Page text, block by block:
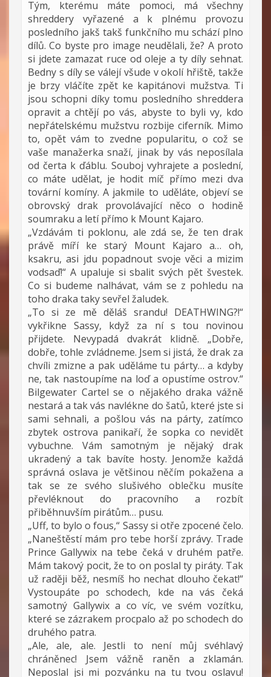
Tým, kterému máte pomoci, má všechny
shreddery vyřazené a k plnému provozu
posledního jakš takš funkčního mu schází plno
dílů. Co byste pro image neudělali, že? A proto
si jdete zamazat ruce od oleje a ty díly sehnat.
Bedny s díly se válejí všude v okolí hřiště, takže
je brzy vláčíte zpět ke kapitánovi mužstva. Ti
jsou schopni díky tomu posledního shreddera
opravit a chtějí po vás, abyste to byli vy, kdo
nepřátelskému mužstvu rozbije ciferník. Mimo
to, opět vám to zvedne popularitu, o což se
vaše manažerka snaží, jinak by vás neposílala
od čerta k ďáblu. Souboj vyhrajete a poslední,
co máte udělat, je hodit míč přímo mezi dva
tovární komíny. A jakmile to uděláte, objeví se
obrovský drak provolávající něco o hodině
soumraku a letí přímo k Mount Kajaro.
„Vzdávám ti poklonu, ale zdá se, že ten drak
právě míří ke starý Mount Kajaro a… oh,
ksakru, asi jdu popadnout svoje věci a mizim
vodsaď!“ A upaluje si sbalit svých pět švestek.
Co si budeme nalhávat, vám se z pohledu na
toho draka taky sevřel žaludek.
„To si ze mě děláš srandu! DEATHWING?!“
vykřikne Sassy, když za ní s tou novinou
přijdete. Nevypadá dvakrát klidně. „Dobře,
dobře, tohle zvládneme. Jsem si jistá, že drak za
chvíli zmizne a pak uděláme tu párty… a kdyby
ne, tak nastoupíme na loď a opustíme ostrov.“
Bilgewater Cartel se o nějakého draka vážně
nestará a tak vás navlékne do šatů, které jste si
sami sehnali, a pošlou vás na párty, zatímco
zbytek ostrova panikaří, že sopka co nevidět
vybuchne. Vám samotným je nějaký drak
ukradený a tak bavíte hosty. Jenomže každá
správná oslava je většinou něčím pokažena a
tak se ze svého slušivého oblečku musíte
převléknout do pracovního a rozbít
přiběhnuvším pirátům… pusu.
„Uff, to bylo o fous,“ Sassy si otře zpocené čelo.
„Naneštěstí mám pro tebe horší zprávy. Trade
Prince Gallywix na tebe čeká v druhém patře.
Mám takový pocit, že to on poslal ty piráty. Tak
už raději běž, nesmíš ho nechat dlouho čekat!“
Vystoupáte po schodech, kde na vás čeká
samotný Gallywix a co víc, ve svém vozítku,
které se zázrakem procpalo až po schodech do
druhého patra.
„Ale, ale, ale. Jestli to není můj svéhlavý
chráněnec! Jsem vážně raněn a zklamán.
Neposlal jsi mi pozvánku na tu tvou oslavu!